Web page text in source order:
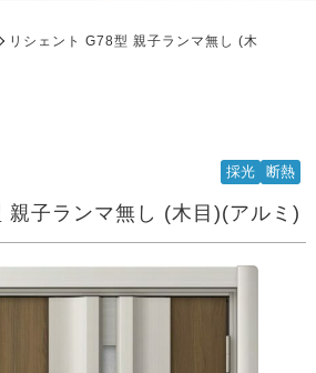
リシェント G78型 親子ランマ無し (木
採光 断熱
親子ランマ無し (木目)(アルミ)